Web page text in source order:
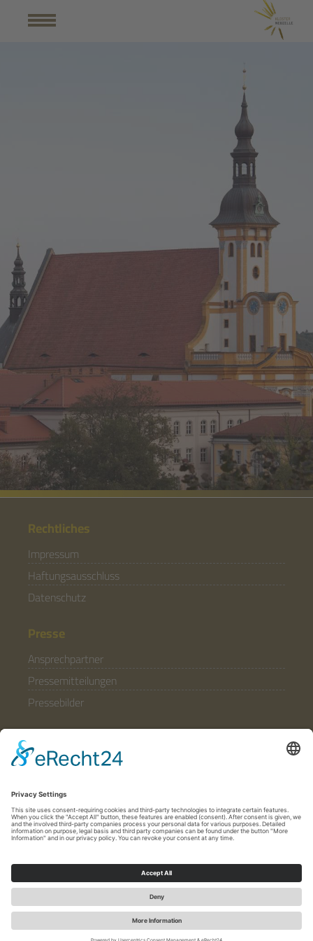
Rechtliches
Impressum
Haftungsausschluss
Datenschutz
Presse
Ansprechpartner
Pressemitteilungen
Pressebilder
Partner & Förderer
Häufige Fragen
Folgen Sie uns
© 2020 - 2026 Stiftung Stift Neuzelle